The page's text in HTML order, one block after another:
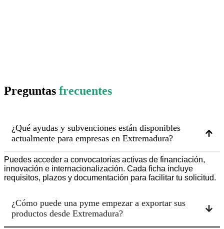
Preguntas frecuentes
¿Qué ayudas y subvenciones están disponibles
actualmente para empresas en Extremadura?
Puedes acceder a convocatorias activas de financiación,
innovación e internacionalización. Cada ficha incluye
requisitos, plazos y documentación para facilitar tu solicitud.
¿Cómo puede una pyme empezar a exportar sus
productos desde Extremadura?